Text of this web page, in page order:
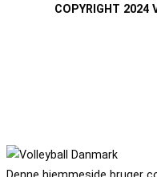
COPYRIGHT 2024